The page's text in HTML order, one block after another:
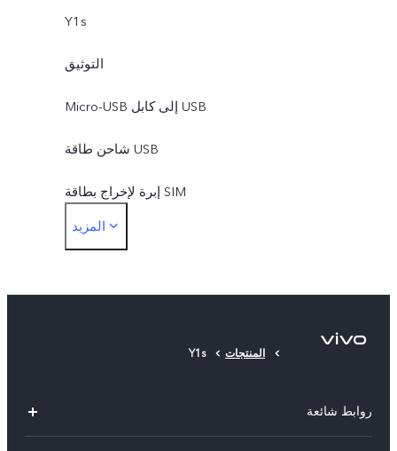
Y1s
التوثيق
Micro-USB إلى كابل USB
شاحن طاقة USB
إبرة لإخراج بطاقة SIM
جراب واقٍ
المزيد
المنتجات Y1s
روابط شائعة